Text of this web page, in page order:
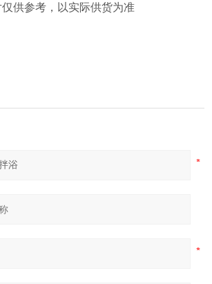
仅供参考，以实际供货为准